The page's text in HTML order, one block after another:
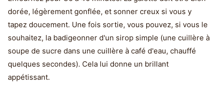
dorée, légèrement gonflée, et sonner creux si vous y
tapez doucement. Une fois sortie, vous pouvez, si vous le
souhaitez, la badigeonner d'un sirop simple (une cuillère à
soupe de sucre dans une cuillère à café d'eau, chauffé
quelques secondes). Cela lui donne un brillant
appétissant.